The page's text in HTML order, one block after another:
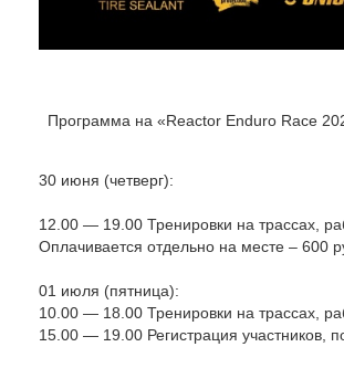
Программа на «Reactor Enduro Race
30 июня (четверг):
12.00 — 19.00 Тренировки на трассах,
Оплачивается отдельно на месте – 600
01 июля (пятница):
10.00 — 18.00 Тренировки на трассах,
15.00 — 19.00 Регистрация участников,